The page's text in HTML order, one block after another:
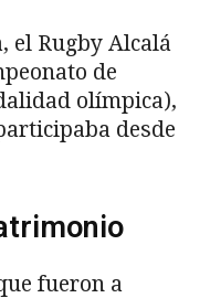
el Rugby Alcalá
de
olímpica),
desde
fueron a